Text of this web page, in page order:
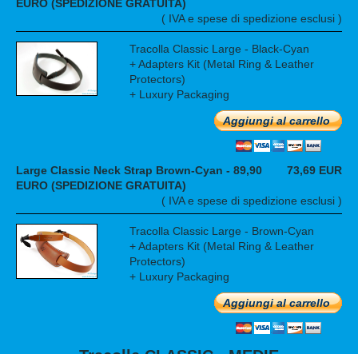
EURO (SPEDIZIONE GRATUITA)
( IVA e spese di spedizione esclusi )
Tracolla Classic Large - Black-Cyan
+ Adapters Kit (Metal Ring & Leather
Protectors)
+ Luxury Packaging
Aggiungi al carrello
Large Classic Neck Strap Brown-Cyan - 89,90
EURO (SPEDIZIONE GRATUITA)
73,69 EUR
( IVA e spese di spedizione esclusi )
Tracolla Classic Large - Brown-Cyan
+ Adapters Kit (Metal Ring & Leather
Protectors)
+ Luxury Packaging
Aggiungi al carrello